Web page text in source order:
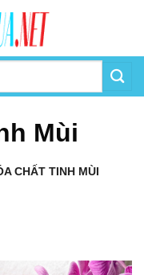
Mùi
CHẤT TINH MÙI